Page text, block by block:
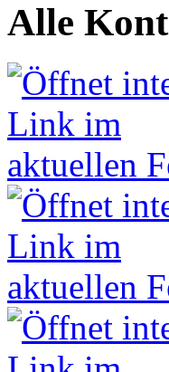
Alle